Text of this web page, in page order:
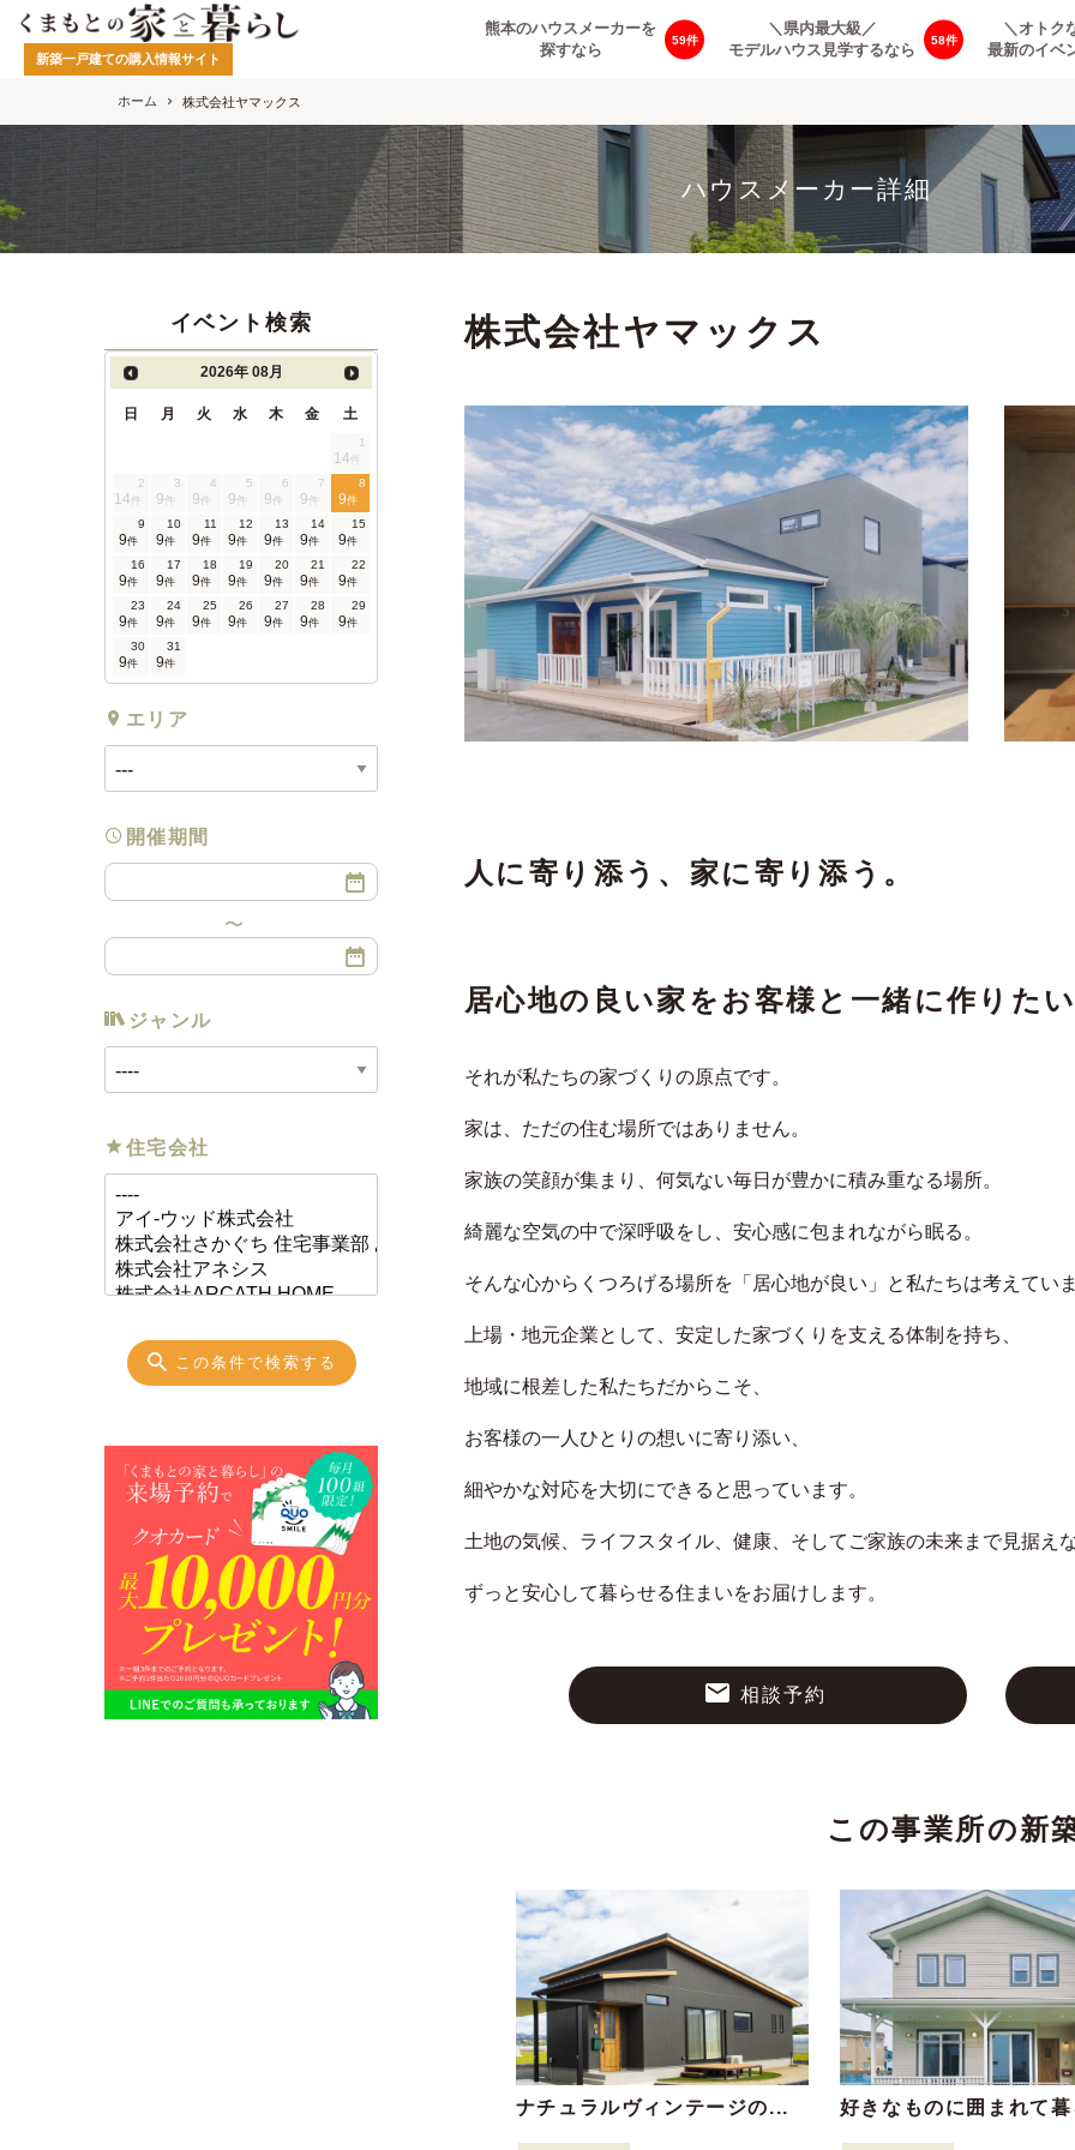
新築一戸建ての購入情報サイト
59
熊本のハウスメーカーを
探すなら
58
＼県内最大級／
モデルハウス見学するなら
＼オトク
最新のイベ
ホーム 株式会社ヤマックス
ハウスメーカー詳細
イベント検索
2026年 08月
日 月 火 水 木 金 土
1
14件
2
14件
3
9件
4
9件
5
9件
6
9件
7
9件
8
9件
9
9件
10
9件
11
9件
12
9件
13
9件
14
9件
15
9件
16
9件
17
9件
18
9件
19
9件
20
9件
21
9件
22
9件
23
9件
24
9件
25
9件
26
9件
27
9件
28
9件
29
9件
30
9件
31
9件
エリア
開催期間
ジャンル
住宅会社
この条件で検索する
株式会社ヤマックス
人に寄り添う、家に寄り添う。
居心地の良い家をお客様と一緒に作りた
それが私たちの家づくりの原点です。
家は、ただの住む場所ではありません。
家族の笑顔が集まり、何気ない毎日が豊かに積み重なる場所。
綺麗な空気の中で深呼吸をし、安心感に包まれながら眠る。
そんな心からくつろげる場所を「居心地が良い」と私たちは考えてい
上場・地元企業として、安定した家づくりを支える体制を持ち、
地域に根差した私たちだからこそ、
お客様の一人ひとりの想いに寄り添い、
細やかな対応を大切にできると思っています。
土地の気候、ライフスタイル、健康、そしてご家族の未来まで見据え
ずっと安心して暮らせる住まいをお届けします。
相談予約
この事業所の新
ナチュラルヴィンテージの... 好きなものに囲まれて